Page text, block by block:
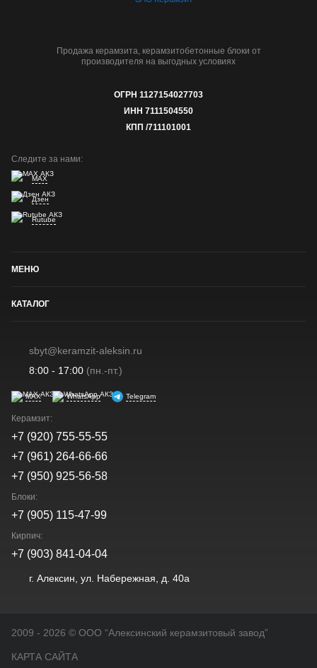
Продажа керамзита, керамзитобетонные блоки от
производителя на выгодных условиях
ОГРН 1127154027703
ИНН 7111504550
КПП /711101001
Следите за нами:
MAX
Дзен
Rutube
МЕНЮ
КАТАЛОГ
sbyt@keramzit-aleksin.ru
8:00 - 17:00(пн.-пт.)
MAX WhatsApp Telegram
Керамзит:
+7 (920) 755-55-55
+7 (961) 264-66-66
+7 (950) 925-56-58
Блоки:
+7 (905) 115-47-99
Кирпич:
+7 (903) 841-04-04
г. Алексин, ул. Набережная, д. 40а
2009 - 2026 © OOO “Алексинский керамзитовый завод”
КАРТА САЙТА